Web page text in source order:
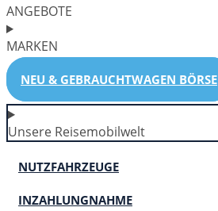
ANGEBOTE
MARKEN
NEU & GEBRAUCHTWAGEN BÖRSE
Unsere Reisemobilwelt
NUTZFAHRZEUGE
INZAHLUNGNAHME